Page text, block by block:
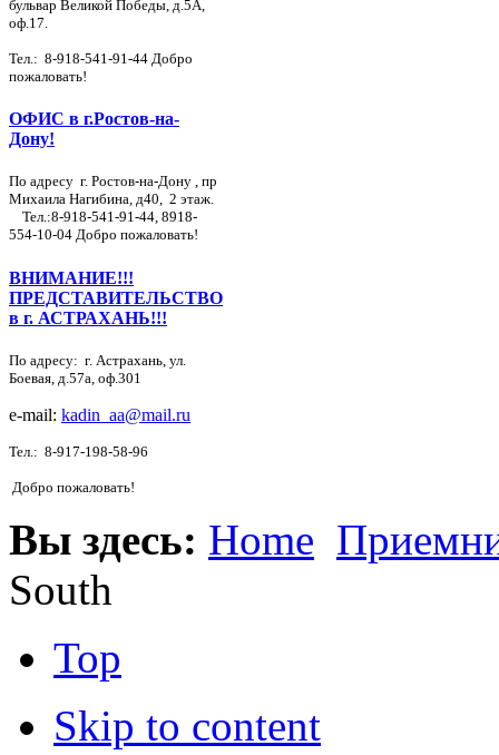
бульвар Великой Победы, д.5А,
оф.17.
Тел.: 8-918-541-91-44 Добро
пожаловать!
ОФИС в г.Ростов-на-
Дону!
По адресу г. Ростов-на-Дону , пр
Михаила Нагибина, д40, 2 этаж.
Тел.:8-918-541-91-44, 8918-
554-10-04 Добро пожаловать!
ВНИМАНИЕ!!!
ПРЕДСТАВИТЕЛЬСТВО
в г. АСТРАХАНЬ!!!
По адресу: г. Астрахань, ул.
Боевая, д.57а, оф.301
e-mail: kadin_aa@mail.ru
Тел.: 8-917-198-58-96
Добро пожаловать!
Вы здесь: Home
South
Top
Skip to content